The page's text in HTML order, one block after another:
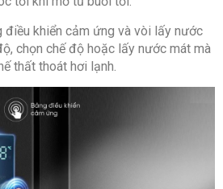
điều khiển cảm ứng và vòi lấy nước
chọn chế độ hoặc lấy nước mát mà
thất thoát hơi lạnh.